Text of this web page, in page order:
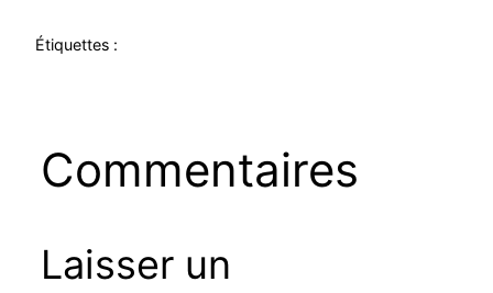
Étiquettes :
Commentaires
Laisser un